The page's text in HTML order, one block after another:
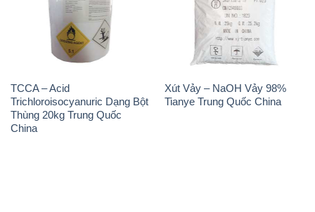
Trichloroisocyanuric Dạng Bột
Thùng 20kg Trung Quốc
Tianye Trung Quốc China